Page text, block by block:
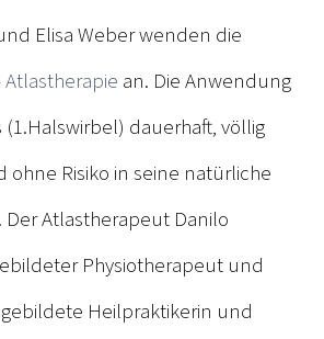
Elisa Weber wenden die
Atlastherapie an. Die Anwendung
dauerhaft, völlig
ohne Risiko in seine natürliche
Der Atlastherapeut Danilo
Physiotherapeut und
Heilpraktikerin und